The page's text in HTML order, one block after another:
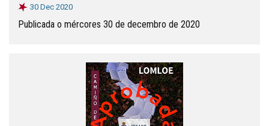
30 Dec 2020
Publicada o mércores 30 de decembro de 2020